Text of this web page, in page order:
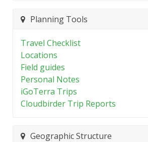
Planning Tools
Travel Checklist
Locations
Field guides
Personal Notes
iGoTerra Trips
Cloudbirder Trip Reports
Geographic Structure